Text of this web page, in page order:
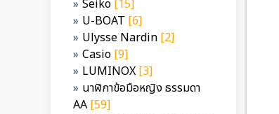
Seiko [15]
U-BOAT [6]
Ulysse Nardin [2]
Casio [9]
LUMINOX [3]
นาฬิกาข้อมือหญิง ธรรมดา
AA [59]